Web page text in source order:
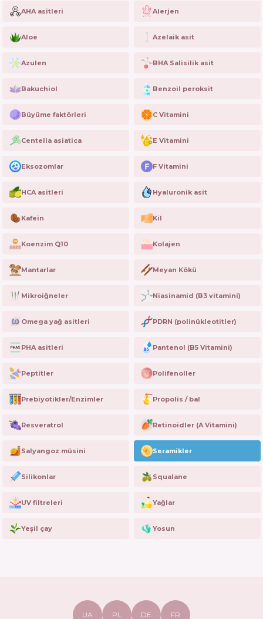
AHA asitleri Alerjen
Aloe Azelaik asit
Azulen BHA Salisilik asit
Bakuchiol Benzoil peroksit
Büyüme faktörleri C Vitamini
Centella asiatica E Vitamini
Eksozomlar F Vitamini
HCA asitleri Hyaluronik asit
Kafein Kil
Koenzim Q10 Kolajen
Mantarlar Meyan Kökü
Mikroiğneler Niasinamid (B3 vitamini)
Omega yağ asitleri PDRN (polinükleotitler)
PHA asitleri Pantenol (B5 Vitamini)
Peptitler Polifenoller
Prebiyotikler/Enzimler Propolis / bal
Resveratrol Retinoidler (A Vitamini)
Salyangoz müsini Seramikler
Silikonlar Squalane
UV filtreleri Yağlar
Yeşil çay Yosun
UA PL DE FR